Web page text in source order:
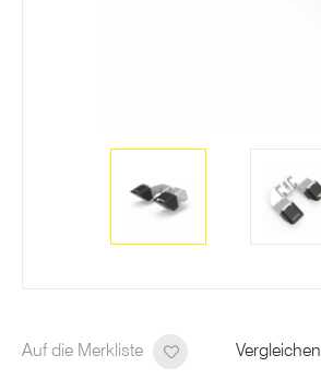
Auf die Merkliste Vergleichen